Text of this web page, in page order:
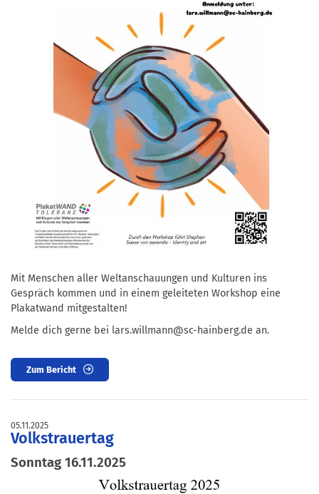
Mit Menschen aller Weltanschauungen und Kulturen ins
Gespräch kommen und in einem geleiteten Workshop eine
Plakatwand mitgestalten!
Melde dich gerne bei lars.willmann@sc-hainberg.de an.
Zum Bericht
05.11.2025
Volkstrauertag
Sonntag 16.11.2025